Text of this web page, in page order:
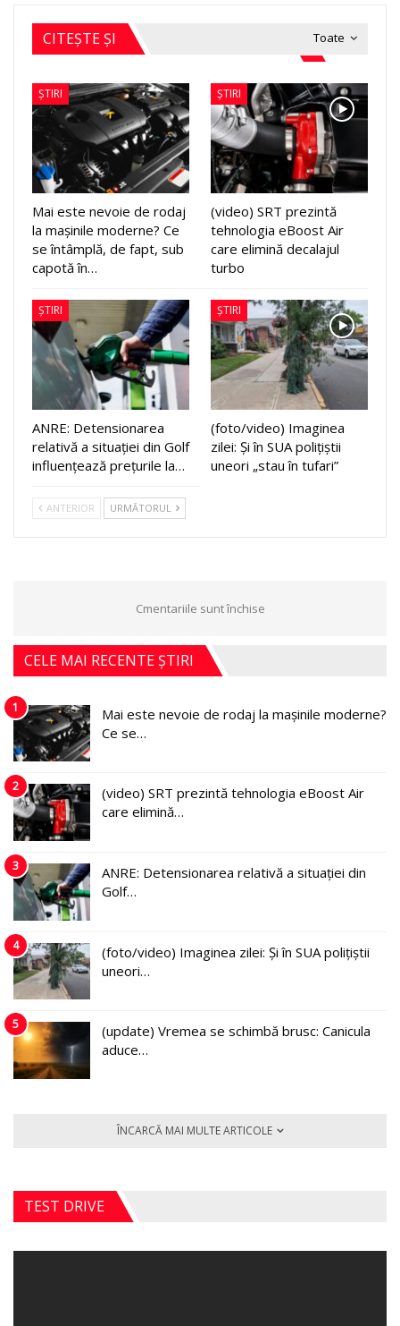
Toate
CITEȘTE ȘI
ȘTIRI
Mai este nevoie de rodaj
la mașinile moderne? Ce
se întâmplă, de fapt, sub
capotă în…
ȘTIRI
(video) SRT prezintă
tehnologia eBoost Air
care elimină decalajul
turbo
ȘTIRI
ANRE: Detensionarea
relativă a situației din Golf
influențează prețurile la…
ȘTIRI
(foto/video) Imaginea
zilei: Și în SUA polițiștii
uneori „stau în tufari”
ANTERIOR URMĂTORUL
Cmentariile sunt închise
CELE MAI RECENTE ȘTIRI
1
Mai este nevoie de rodaj la mașinile moderne?
Ce se…
2
(video) SRT prezintă tehnologia eBoost Air
care elimină…
3
ANRE: Detensionarea relativă a situației din
Golf…
4
(foto/video) Imaginea zilei: Și în SUA polițiștii
uneori…
5
(update) Vremea se schimbă brusc: Canicula
aduce…
ÎNCARCĂ MAI MULTE ARTICOLE
TEST DRIVE